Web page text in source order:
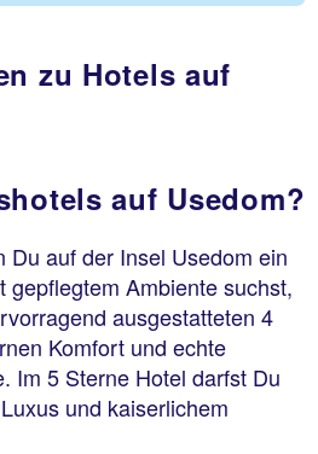
zu Hotels auf
auf Usedom?
Du auf der Insel Usedom ein
gepflegtem Ambiente suchst,
ausgestatteten 4
Komfort und echte
Im 5 Sterne Hotel darfst Du
und kaiserlichem